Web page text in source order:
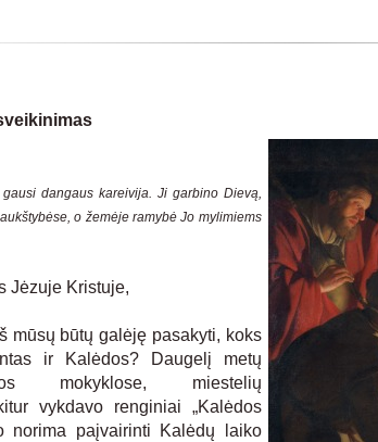
dangaus kareivija. Ji garbino Dievą,
o žemėje ramybė Jo mylimiems
Jėzuje Kristuje,
mūsų būtų galėję pasakyti, koks
ir Kalėdos? Daugelį metų
mokyklose, miestelių
vykdavo renginiai „Kalėdos
norima paįvairinti Kalėdų laiko